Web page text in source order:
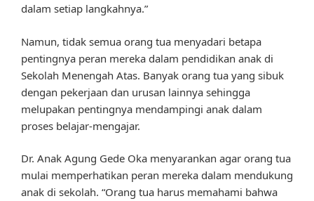
dalam setiap langkahnya.”
Namun, tidak semua orang tua menyadari betapa
pentingnya peran mereka dalam pendidikan anak di
Sekolah Menengah Atas. Banyak orang tua yang sibuk
dengan pekerjaan dan urusan lainnya sehingga
melupakan pentingnya mendampingi anak dalam
proses belajar-mengajar.
Dr. Anak Agung Gede Oka menyarankan agar orang tua
mulai memperhatikan peran mereka dalam mendukung
anak di sekolah. “Orang tua harus memahami bahwa